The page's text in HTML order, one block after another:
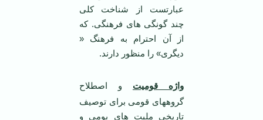
عبارتست از شناخت کلی
چند گونگی های فرهنگی. که
از آن احترام به فرهنگ «
دیگری» را منظور دارند.
واژه قومیت و اصطلاح
گروههای قومی برای توصیف
تاریخی ملیت های بومی و